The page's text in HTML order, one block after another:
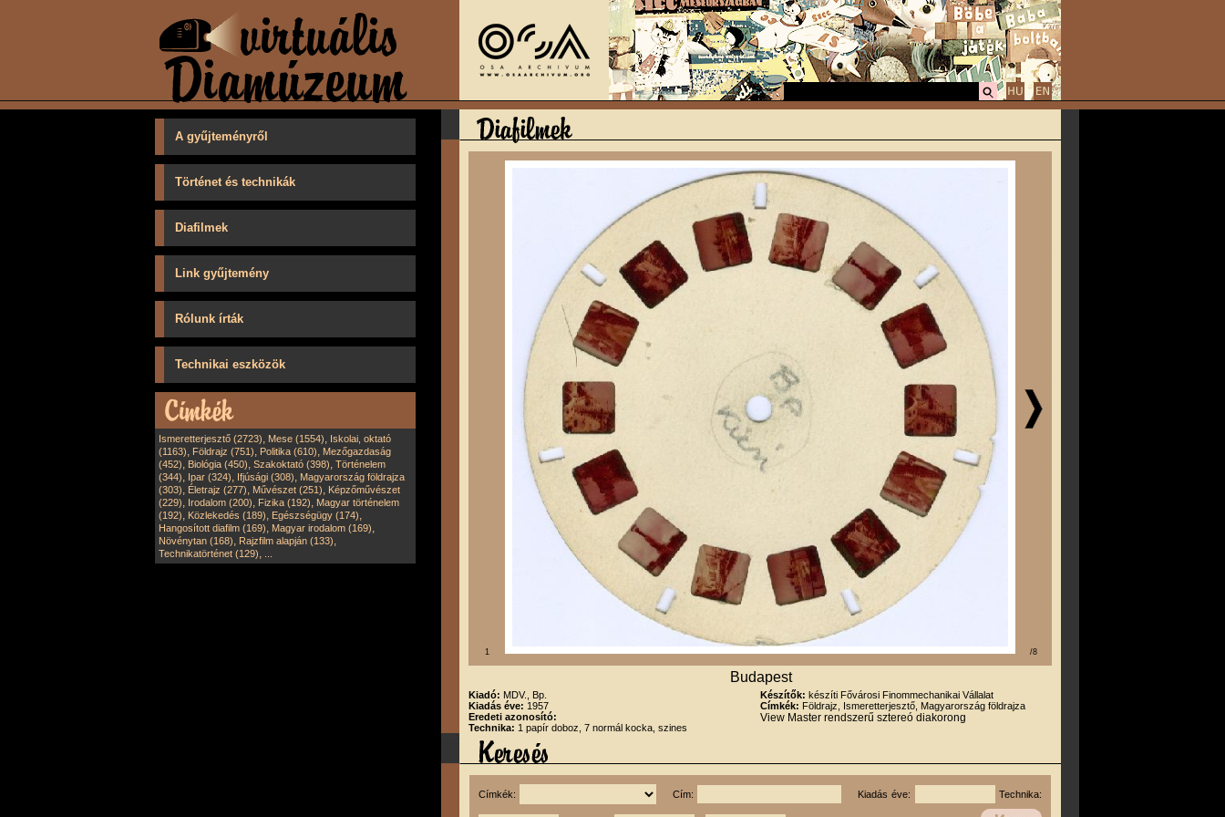
A gyűjteményről
Történet és technikák
Diafilmek
Link gyűjtemény
Rólunk írták
Technikai eszközök
Ismeretterjesztő (2723), Mese (1554), Iskolai, oktató
(1163), Földrajz (751), Politika (610), Mezőgazdaság
(452), Biológia (450), Szakoktató (398), Történelem
(344), Ipar (324), Ifjúsági (308), Magyarország földrajza
(303), Életrajz (277), Művészet (251), Képzőművészet
(229), Irodalom (200), Fizika (192), Magyar történelem
(192), Közlekedés (189), Egészségügy (174),
Hangosított diafilm (169), Magyar irodalom (169),
Növénytan (168), Rajzfilm alapján (133),
Technikatörténet (129),
1 /8
Budapest
Kiadó: MDV., Bp.
Kiadás éve: 1957
Eredeti azonosító:
Technika: 1 papír doboz, 7 normál kocka, szines
Készítők: készíti Fővárosi Finommechanikai Vállalat
Címkék: Földrajz, Ismeretterjesztő, Magyarország földrajza
View Master rendszerű sztereó diakorong
Címkék: Cím: Kiadás éve: Technika: